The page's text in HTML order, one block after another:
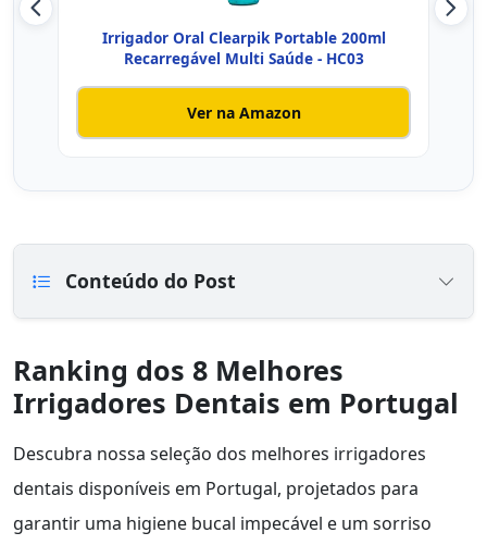
Irrigador Oral Clearpik Portable 200ml
Recarregável Multi Saúde - HC03
Ver na Amazon
Conteúdo do Post
Ranking dos 8 Melhores
Irrigadores Dentais em Portugal
Descubra nossa seleção dos melhores irrigadores
dentais disponíveis em Portugal, projetados para
garantir uma higiene bucal impecável e um sorriso